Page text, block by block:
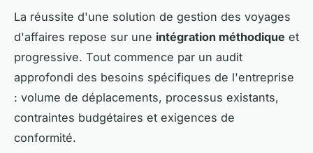
La réussite d'une solution de gestion des voyages
d'affaires repose sur une intégration méthodique et
progressive. Tout commence par un audit
approfondi des besoins spécifiques de l'entreprise
: volume de déplacements, processus existants,
contraintes budgétaires et exigences de
conformité.